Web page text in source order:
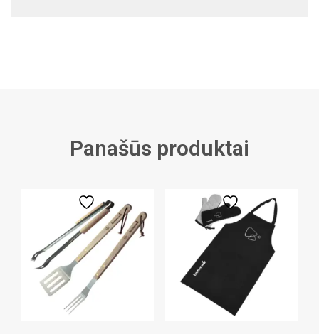
Panašūs produktai